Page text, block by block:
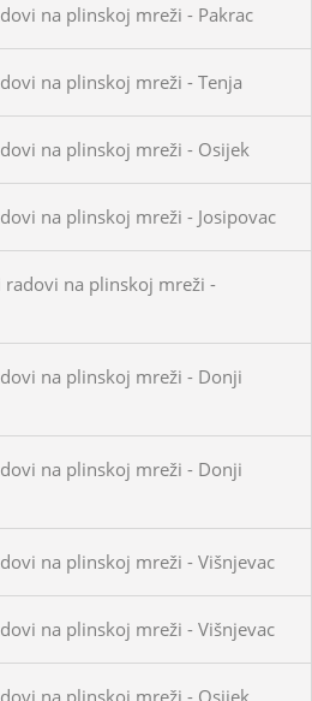
na plinskoj mreži - Pakrac
na plinskoj mreži - Tenja
na plinskoj mreži - Osijek
na plinskoj mreži - Josipovac
na plinskoj mreži -
na plinskoj mreži - Donji
na plinskoj mreži - Donji
na plinskoj mreži - Višnjevac
na plinskoj mreži - Višnjevac
na plinskoj mreži - Osijek